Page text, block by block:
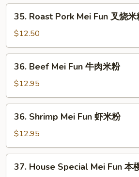
鸡
Roast
Pork
Mei
Fun
粉
35. Roast Pork Mei Fun 叉烧米
$12.50
Beef
Mei
Fun
牛
36. Beef Mei Fun 牛肉米粉
$12.95
Shrimp
Mei
Fun
虾
36. Shrimp Mei Fun 虾米粉
$12.95
House
37. House Special Mei Fun 本